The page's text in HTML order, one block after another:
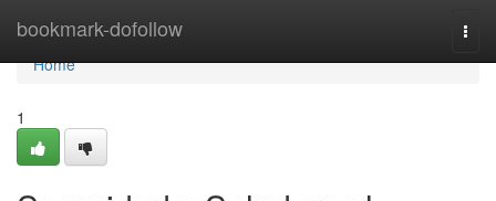
bookmark-dofollow
Home
Home
1